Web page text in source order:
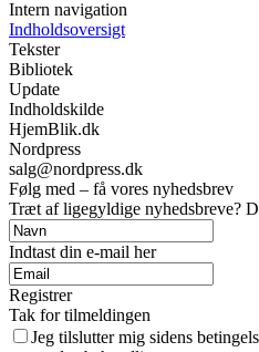
Intern navigation
Indholdsoversigt
Tekster
Bibliotek
Update
Indholdskilde
HjemBlik.dk
Nordpress
salg@nordpress.dk
Følg med – få vores nyhedsbrev
Træt af ligegyldige nyhedsbreve?
Indtast din e-mail her
Registrer
Tak for tilmeldingen
Jeg tilslutter mig sidens